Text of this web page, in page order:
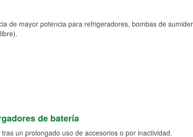
de mayor potencia para refrigeradores, bombas de
de batería
un prolongado uso de accesorios o por inactividad.